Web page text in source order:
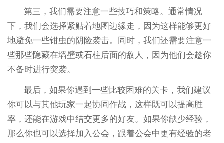
第三，我们需要注意一些技巧和策略。通常情况
下，我们会选择紧贴着地图边缘走，因为这样能够更好
地避免一些钳虫的阴险袭击。同时，我们还需要注意一
些那些隐藏在墙壁或石柱后面的敌人，因为他们会趁你
不备时进行突袭。
最后，如果你遇到一些比较困难的关卡，我们建议
你可以与其他玩家一起协同作战，这样既可以提高胜
率，还能在游戏中结交更多的好友。如果你缺少经验，
那么你也可以选择加入公会，跟着公会中更有经验的老